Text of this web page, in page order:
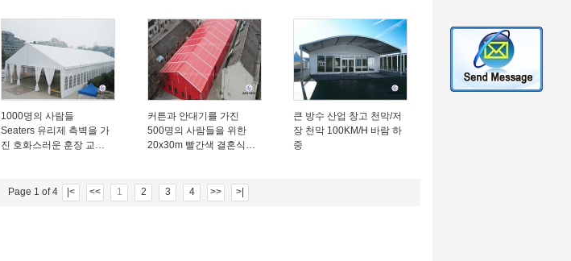
1000명의 사람들
Seaters 유리제 측벽을 가
진 호화스러운 훈장 교회
커튼과 안대기를 가진
500명의 사람들을 위한
20x30m 빨간색 결혼식
큰 방수 산업 창고 천막/저
장 천막 100KM/H 바람 하
중
Page 1 of 4 |< << 1 2 3 4 >> >|